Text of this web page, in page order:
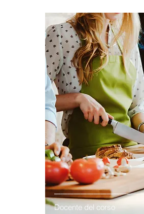
Docente del corso